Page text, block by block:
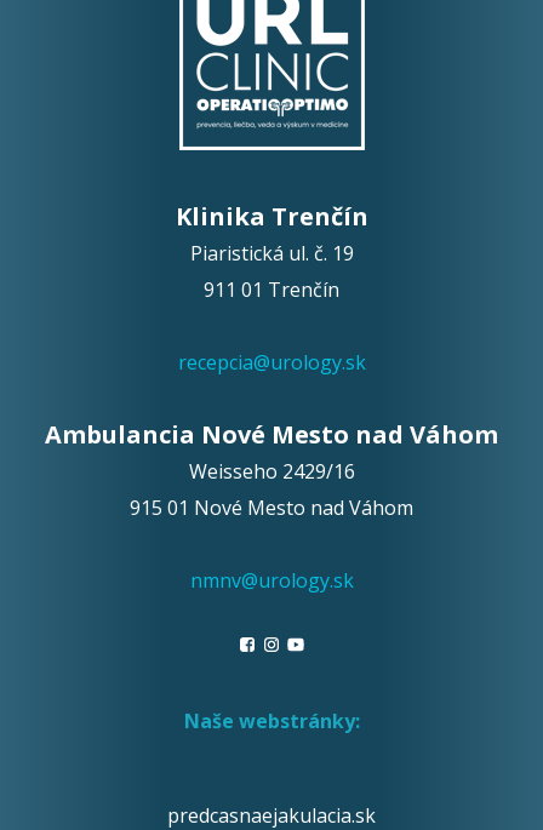
Opíšte prvé 4 písmená zo slova "obriezka
Klinika Trenčín
Piaristická ul. č. 19
911 01 Trenčín
recepcia@urology.sk
Ambulancia Nové Mesto nad Váhom
Weisseho 2429/16
915 01 Nové Mesto nad Váhom
nmnv@urology.sk
Naše webstránky:
predcasnaejakulacia.sk